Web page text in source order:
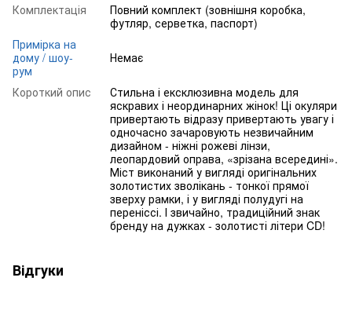
Комплектація
Повний комплект (зовнішня коробка,
футляр, серветка, паспорт)
Примірка на
дому / шоу-
рум
Немає
Короткий опис
Стильна і ексклюзивна модель для
яскравих і неординарних жінок! Ці окуляри
привертають відразу привертають увагу і
одночасно зачаровують незвичайним
дизайном - ніжні рожеві лінзи,
леопардовий оправа, «зрізана всередині».
Міст виконаний у вигляді оригінальних
золотистих зволікань - тонкої прямої
зверху рамки, і у вигляді полудугі на
переніссі. І звичайно, традиційний знак
бренду на дужках - золотисті літери CD!
Відгуки